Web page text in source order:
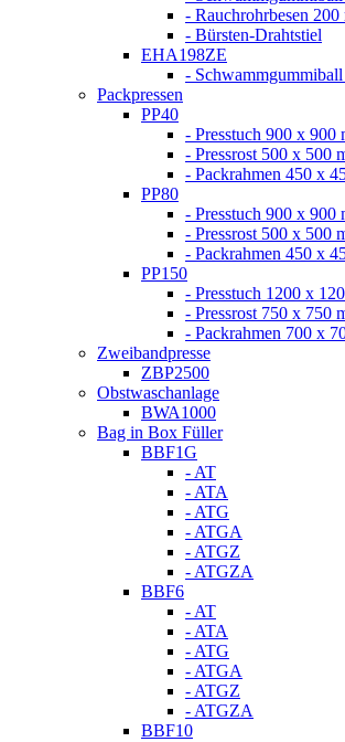
- Rauchrohrbesen 200
- Bürsten-Drahtstiel
EHA198ZE
-
Packpressen
PP40
- Presstuch 900 x 900
- Pressrost 500 x 500
- Packrahmen 450 x
PP80
- Presstuch 900 x 900
- Pressrost 500 x 500
- Packrahmen 450 x
PP150
- Presstuch 1200 x
- Pressrost 750 x 750
- Packrahmen 700 x
Zweibandpresse
ZBP2500
Obstwaschanlage
BWA1000
Bag in Box Füller
BBF1G
- AT
- ATA
- ATG
- ATGA
- ATGZ
- ATGZA
BBF6
- AT
- ATA
- ATG
- ATGA
- ATGZ
- ATGZA
BBF10